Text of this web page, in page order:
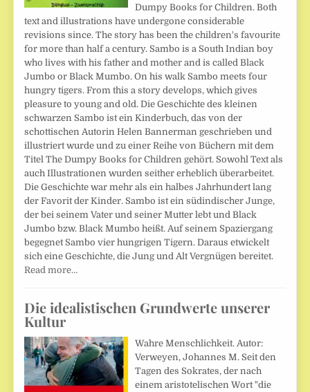
Dumpy Books for Children. Both
text and illustrations have undergone considerable
revisions since. The story has been the children's favourite
for more than half a century. Sambo is a South Indian boy
who lives with his father and mother and is called Black
Jumbo or Black Mumbo. On his walk Sambo meets four
hungry tigers. From this a story develops, which gives
pleasure to young and old. Die Geschichte des kleinen
schwarzen Sambo ist ein Kinderbuch, das von der
schottischen Autorin Helen Bannerman geschrieben und
illustriert wurde und zu einer Reihe von Büchern mit dem
Titel The Dumpy Books for Children gehört. Sowohl Text als
auch Illustrationen wurden seither erheblich überarbeitet.
Die Geschichte war mehr als ein halbes Jahrhundert lang
der Favorit der Kinder. Sambo ist ein südindischer Junge,
der bei seinem Vater und seiner Mutter lebt und Black
Jumbo bzw. Black Mumbo heißt. Auf seinem Spaziergang
begegnet Sambo vier hungrigen Tigern. Daraus etwickelt
sich eine Geschichte, die Jung und Alt Vergnügen bereitet.
Read more…
Die idealistischen Grundwerte unserer
Kultur
Wahre Menschlichkeit. Autor:
Verweyen, Johannes M. Seit den
Tagen des Sokrates, der nach
einem aristotelischen Wort "die